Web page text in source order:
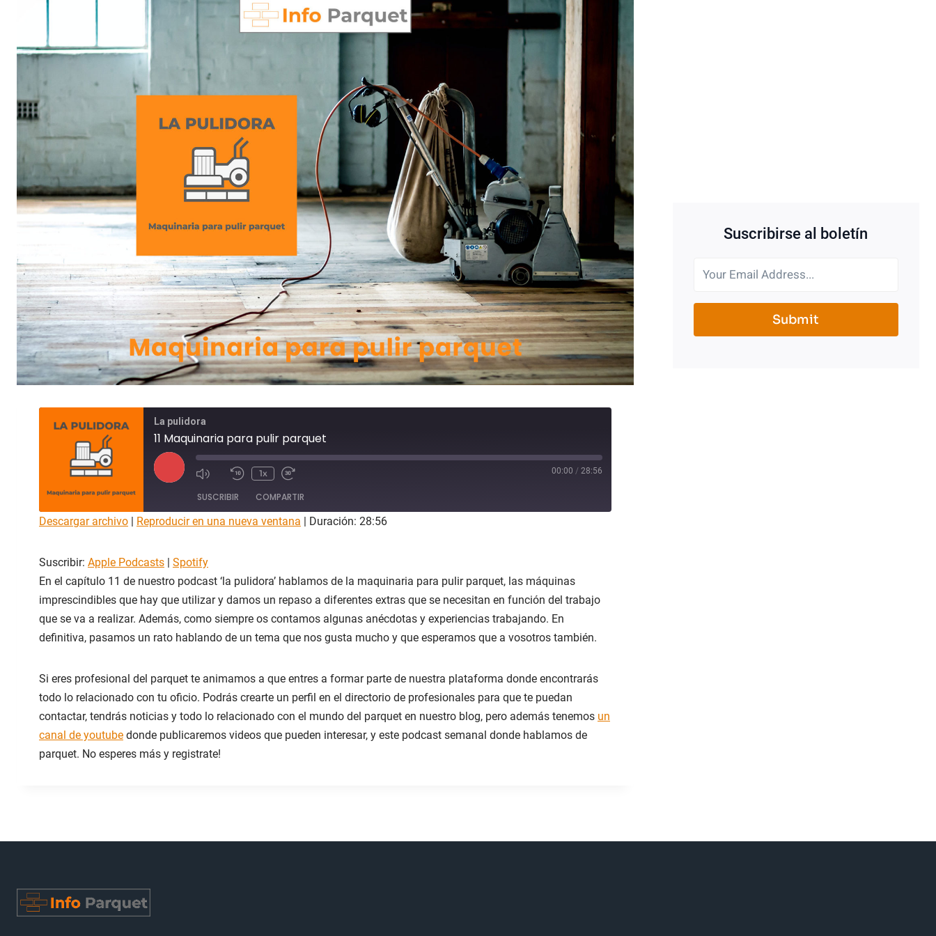
La pulidora
11 Maquinaria para pulir parquet
r
u
c
i
r
e
p
s
o
d
i
o
1x 00:00 / 28:56
SUSCRIBIR COMPARTIR
FEED RSS
ENLACE
INCRUST
Descargar archivo | Reproducir en una nueva ventana | Duración: 28:56
Suscribir: Apple Podcasts | Spotify
En el capítulo 11 de nuestro podcast ‘la pulidora’ hablamos de la maquinaria para pulir parquet, las máquinas
imprescindibles que hay que utilizar y damos un repaso a diferentes extras que se necesitan en función del trabajo
que se va a realizar. Además, como siempre os contamos algunas anécdotas y experiencias trabajando. En
definitiva, pasamos un rato hablando de un tema que nos gusta mucho y que esperamos que a vosotros también.
Si eres profesional del parquet te animamos a que entres a formar parte de nuestra plataforma donde encontrarás
todo lo relacionado con tu oficio. Podrás crearte un perfil en el directorio de profesionales para que te puedan
contactar, tendrás noticias y todo lo relacionado con el mundo del parquet en nuestro blog, pero además tenemos un
canal de youtube donde publicaremos videos que pueden interesar, y este podcast semanal donde hablamos de
parquet. No esperes más y registrate!
Suscribirse al boletín
Submit